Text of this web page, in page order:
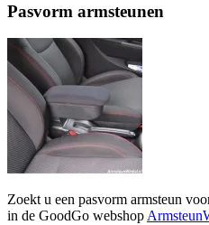
Pasvorm armsteunen
Zoekt u een pasvorm armsteun
in de GoodGo webshop